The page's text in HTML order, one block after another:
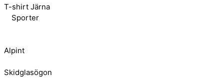
T-shirt Järna
Sporter
Alpint
Skidglasögon